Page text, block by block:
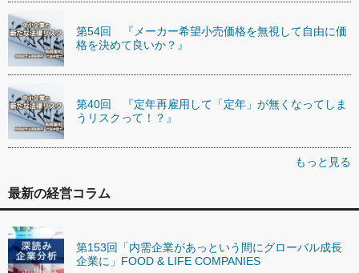
第54回 『メーカー希望小売価格を無視して自由に価
格を決めて良いか？』
第40回 『定年再雇用して「定年」が無くなってしま
うリスクって！？』
もっと見る
最新の経営コラム
第153回「内需企業があっという間にグローバル成長
企業に」FOOD & LIFE COMPANIES